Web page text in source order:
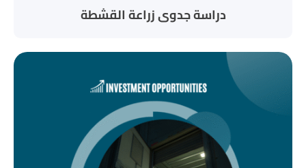
دراسة جدوى زراعة القشطة​